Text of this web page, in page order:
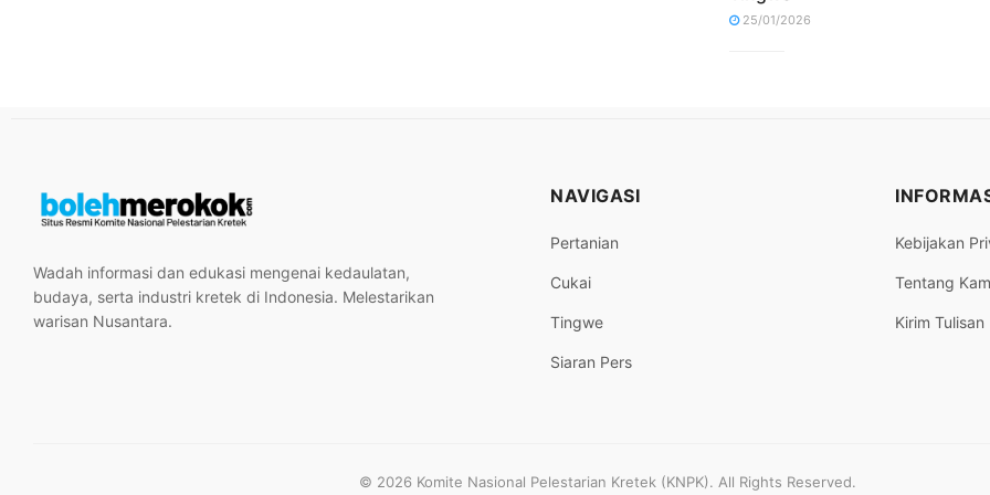
25/01/2026
Wadah informasi dan edukasi mengenai kedaulatan,
budaya, serta industri kretek di Indonesia. Melestarikan
warisan Nusantara.
NAVIGASI
Pertanian
Cukai
Tingwe
Siaran Pers
Kebijakan
Tentang
Kirim Tulisan
© 2026 Komite Nasional Pelestarian Kretek (KNPK). All Rights Reserved.